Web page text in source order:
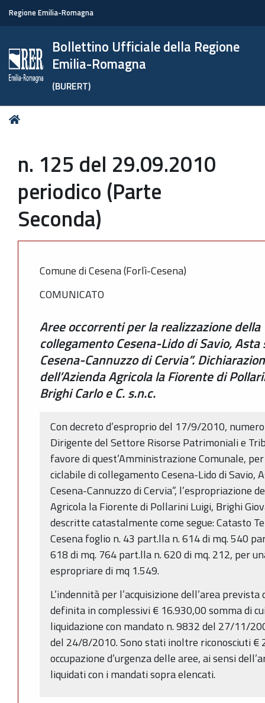
Regione Emilia-Romagna
Bollettino Ufficiale della Regione
Emilia-Romagna
(BURERT)
Tu
n. 125 del 29.09.2010
periodico (Parte
Seconda)
Comune di Cesena (Forlì-Cesena)
COMUNICATO
Aree occorrenti per la realizzazione
collegamento Cesena-Lido di Savio,
Cesena-Cannuzzo di Cervia”.
dell’Azienda Agricola la Fiorente di
Brighi Carlo e C. s.n.c.
Con decreto d’esproprio del 17/9/2010,
Dirigente del Settore Risorse Patrimoniali e
favore di quest’Amministrazione Comunale,
ciclabile di collegamento Cesena-Lido di Savio,
Cesena-Cannuzzo di Cervia”, l’espropriazione
Agricola la Fiorente di Pollarini Luigi, Brighi
descritte catastalmente come segue: Catasto
Cesena foglio n. 43 part.lla n. 614 di mq. 540
618 di mq. 764 part.lla n. 620 di mq. 212, per
espropriare di mq 1.549.
L’indennità per l’acquisizione dell’area
definita in complessivi € 16.930,00 somma di
liquidazione con mandato n. 9832 del 27/11/
del 24/8/2010. Sono stati inoltre riconosciuti €
occupazione d’urgenza delle aree, ai sensi
liquidati con i mandati sopra elencati.